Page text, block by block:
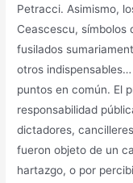
Petracci. Asimismo,
Ceascescu, símbolos
fusilados
otros
puntos en común. El
responsabilidad
dictadores,
fueron objeto de un
hartazgo, o por